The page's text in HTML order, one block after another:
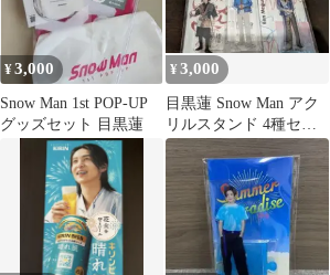
¥3,000
Snow Man 1st POP-UP
グッズセット 目黒蓮
¥3,000
目黒蓮 Snow Man アク
リルスタンド 4種セッ
ト